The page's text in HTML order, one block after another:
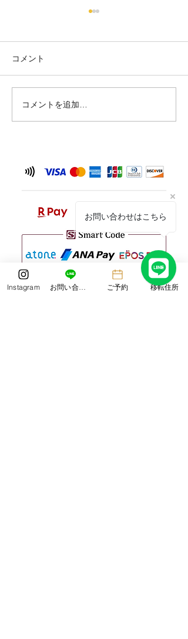
シーサー作りand絵付け体
験🌺
コメント
コメントを追加…
Instagram お問い合わせ ご予約 移転住所
お問い合わせはこちら